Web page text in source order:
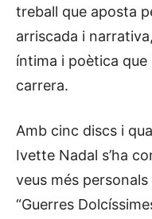
treball que aposta
arriscada i
íntima i poètica
carrera.
Amb cinc discs i
Ivette Nadal s’ha
veus més personals
“Guerres